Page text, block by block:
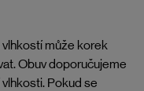
může korek
Obuv doporučujeme
Pokud se